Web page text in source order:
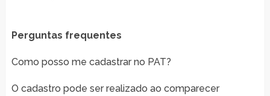
Perguntas frequentes
Como posso me cadastrar no PAT?
O cadastro pode ser realizado ao comparecer